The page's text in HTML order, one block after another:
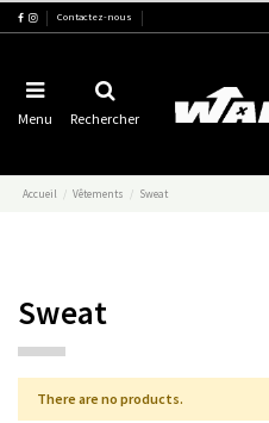
Contactez-nous
Menu Rechercher
Accueil Vêtements Sweat
Sweat
There are no products.